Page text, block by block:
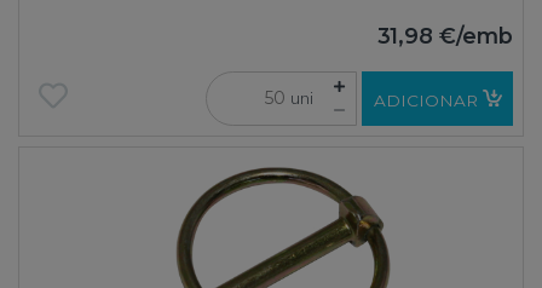
31,98 €/emb
uni ADICIONAR